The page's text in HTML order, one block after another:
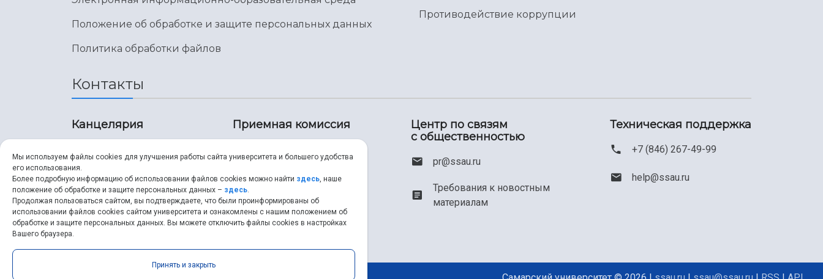
Положение об обработке и защите персональных данных
Политика обработки файлов
Противодействие коррупции
Контакты
Канцелярия
8 (846) 267-43-70
ssau@ssau.ru
Приемная комиссия
8 (846) 267-48-67
priem@ssau.ru
Центр по связям
с общественностью
pr@ssau.ru
Требования к новостным
материалам
Техническая поддержка
+7 (846) 267-49-99
help@ssau.ru
Мы используем файлы cookies для улучшения работы сайта университета и большего удобства
его использования.
Более подробную информацию об использовании файлов cookies можно найти здесь, наше
положение об обработке и защите персональных данных – здесь.
Продолжая пользоваться сайтом, вы подтверждаете, что были проинформированы об
использовании файлов cookies сайтом университета и ознакомлены с нашим положением об
обработке и защите персональных данных. Вы можете отключить файлы cookies в настройках
Вашего браузера.
Принять и закрыть